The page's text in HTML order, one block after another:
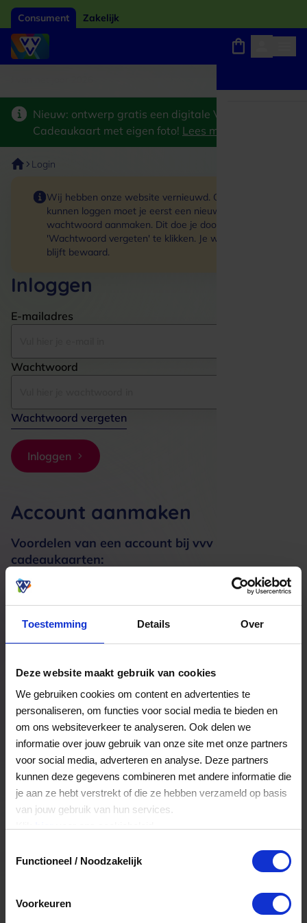
Toestemming Details Over
Deze website maakt gebruik van cookies
We gebruiken cookies om content en advertenties te
personaliseren, om functies voor social media te bieden en
om ons websiteverkeer te analyseren. Ook delen we
informatie over jouw gebruik van onze site met onze partners
voor social media, adverteren en analyse. Deze partners
kunnen deze gegevens combineren met andere informatie die
je aan ze hebt verstrekt of die ze hebben verzameld op basis
van jouw gebruik van hun services.
Functioneel / Noodzakelijk
Voorkeuren
Consument Zakelijk
Nieuw: ontwerp gratis een digitale VVV
Cadeaukaart met eigen foto! Lees meer
Login
Wij hebben onze website vernieuwd. Om in te
kunnen loggen moet je eerst een nieuw
wachtwoord aanmaken. Dit doe je door op de link
'Wachtwoord vergeten' te klikken. Je winkelmand
blijft bewaard.
Inloggen
E-mailadres
Wachtwoord
Wachtwoord vergeten
Inloggen
Account aanmaken
Voordelen van een account bij vvv
cadeaukaarten:
Meerdere adressen registreren
Een bestelling volgen
Nog veel meer...
Maak account aan